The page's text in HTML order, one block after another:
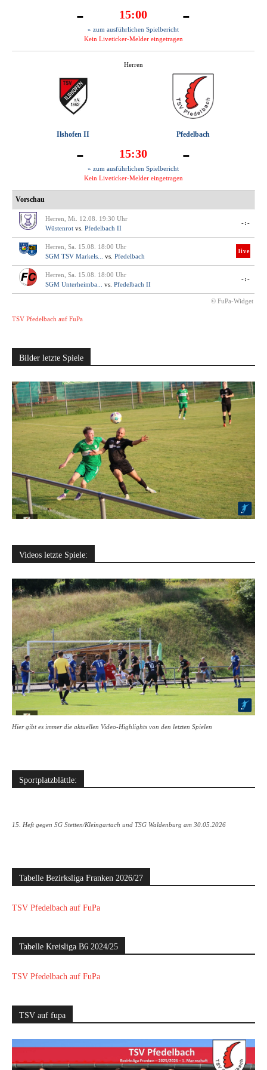
- 15:00 -
» zum ausführlichen Spielbericht
Kein Liveticker-Melder eingetragen
Herren
Ilshofen II Pfedelbach
- 15:30 -
» zum ausführlichen Spielbericht
Kein Liveticker-Melder eingetragen
Vorschau
Herren, Mi. 12.08. 19:30 Uhr
Wüstenrot vs. Pfedelbach II
-:-
Herren, Sa. 15.08. 18:00 Uhr
SGM TSV Markels...
vs. Pfedelbach
live
Herren, Sa. 15.08. 18:00 Uhr
SGM Unterheimba...
vs. Pfedelbach II
-:-
© FuPa-Widget
TSV Pfedelbach auf FuPa
Bilder letzte Spiele
Videos letzte Spiele:
Hier gibt es immer die aktuellen Video-Highlights von den letzten Spielen
Sportplatzblättle:
15. Heft gegen SG Stetten/Kleingartach und TSG Waldenburg am 30.05.2026
Tabelle Bezirksliga Franken 2026/27
TSV Pfedelbach auf FuPa
Tabelle Kreisliga B6 2024/25
TSV Pfedelbach auf FuPa
TSV auf fupa